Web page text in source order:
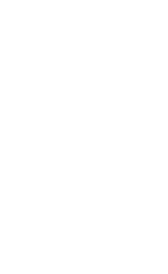
een